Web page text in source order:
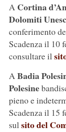
A Cortina
Dolomiti
conferimento
Scadenza il 10
consultare il
ABadia
Polesine
pieno e
Scadenza il 15
sulsito del